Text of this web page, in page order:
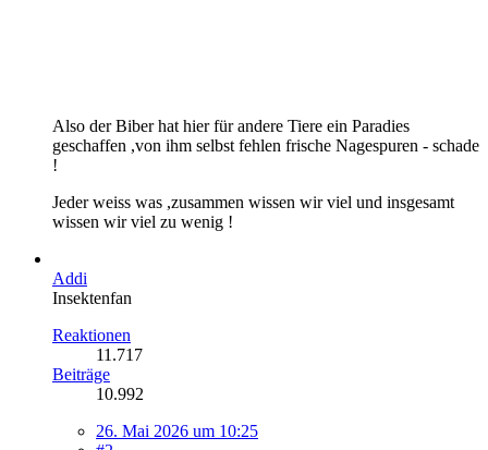
Also der Biber hat hier für andere Tiere ein Paradies
geschaffen ,von ihm selbst fehlen frische Nagespuren - schade
!
Jeder weiss was ,zusammen wissen wir viel und insgesamt
wissen wir viel zu wenig !
Addi
Insektenfan
Reaktionen
11.717
Beiträge
10.992
26. Mai 2026 um 10:25